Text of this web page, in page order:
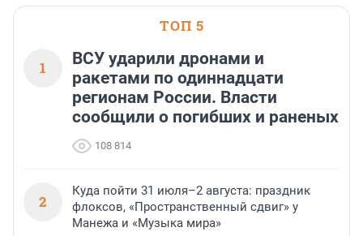
ТОП 5
1
ВСУ ударили дронами и
ракетами по одиннадцати
регионам России. Власти
сообщили о погибших и раненых
108 814
2
Куда пойти 31 июля–2 августа: праздник
флоксов, «Пространственный сдвиг» у
Манежа и «Музыка мира»